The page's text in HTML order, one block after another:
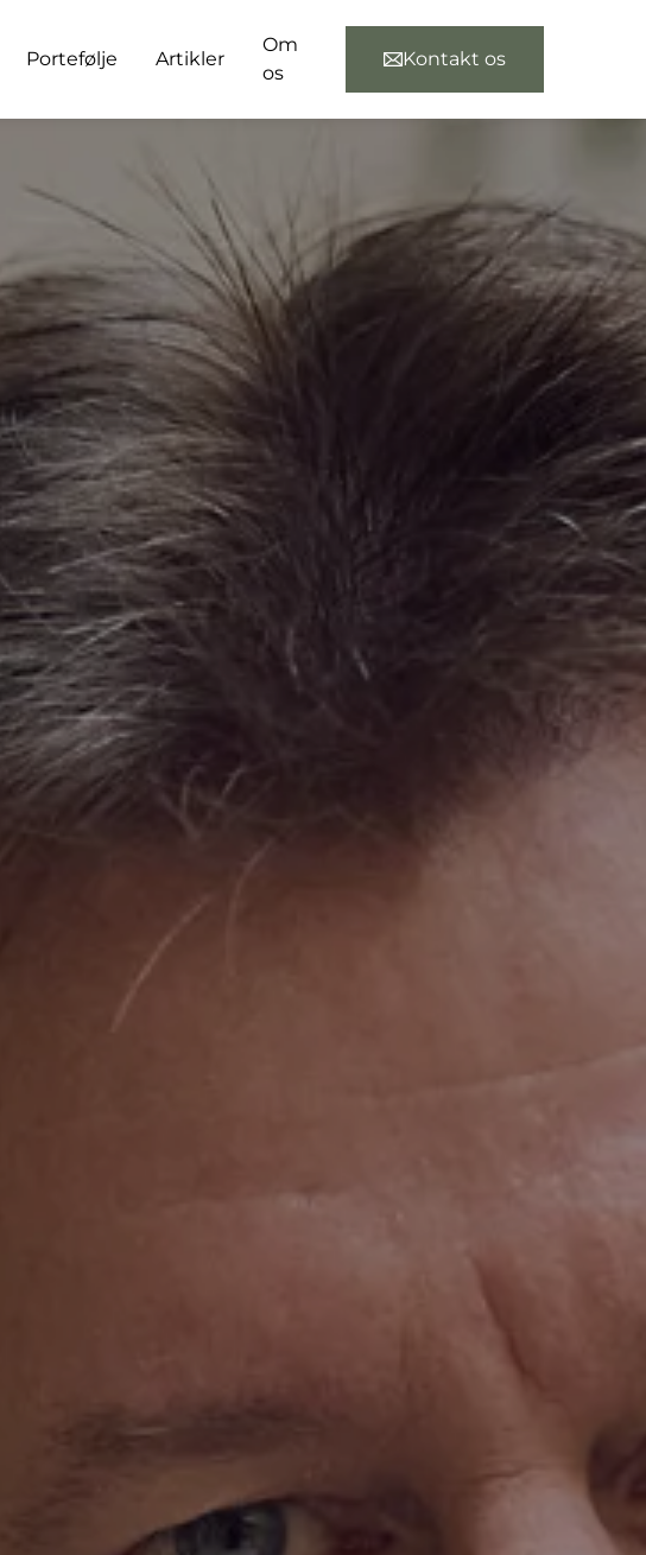
Portefølje Artikler
Om
os
Kontakt os